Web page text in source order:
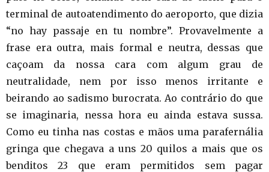
terminal de autoatendimento do aeroporto, que dizia
“no hay passaje en tu nombre”. Provavelmente a
frase era outra, mais formal e neutra, dessas que
caçoam da nossa cara com algum grau de
neutralidade, nem por isso menos irritante e
beirando ao sadismo burocrata. Ao contrário do que
se imaginaria, nessa hora eu ainda estava sussa.
Como eu tinha nas costas e mãos uma parafernália
gringa que chegava a uns 20 quilos a mais que os
benditos 23 que eram permitidos sem pagar